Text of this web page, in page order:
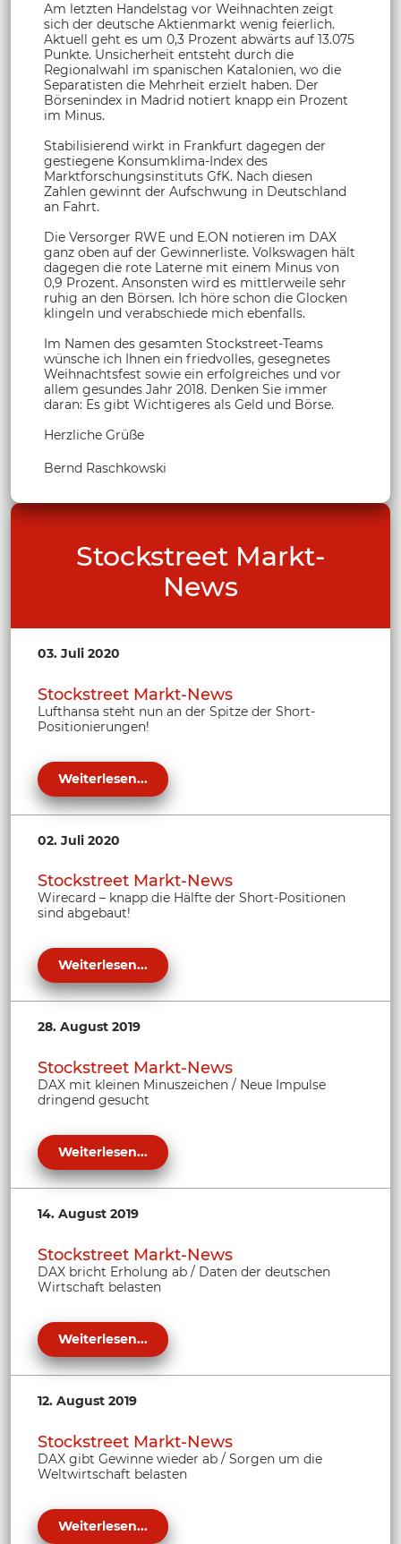
Am letzten Handelstag vor Weihnachten zeigt
sich der deutsche Aktienmarkt wenig feierlich.
Aktuell geht es um 0,3 Prozent abwärts auf 13.075
Punkte. Unsicherheit entsteht durch die
Regionalwahl im spanischen Katalonien, wo die
Separatisten die Mehrheit erzielt haben. Der
Börsenindex in Madrid notiert knapp ein Prozent
im Minus.
Stabilisierend wirkt in Frankfurt dagegen der
gestiegene Konsumklima-Index des
Marktforschungsinstituts GfK. Nach diesen
Zahlen gewinnt der Aufschwung in Deutschland
an Fahrt.
Die Versorger RWE und E.ON notieren im DAX
ganz oben auf der Gewinnerliste. Volkswagen hält
dagegen die rote Laterne mit einem Minus von
0,9 Prozent. Ansonsten wird es mittlerweile sehr
ruhig an den Börsen. Ich höre schon die Glocken
klingeln und verabschiede mich ebenfalls.
Im Namen des gesamten Stockstreet-Teams
wünsche ich Ihnen ein friedvolles, gesegnetes
Weihnachtsfest sowie ein erfolgreiches und vor
allem gesundes Jahr 2018. Denken Sie immer
daran: Es gibt Wichtigeres als Geld und Börse.
Herzliche Grüße
Bernd Raschkowski
Stockstreet Markt-
News
03. Juli 2020
Stockstreet Markt-News
Lufthansa steht nun an der Spitze der Short-
Positionierungen!
Weiterlesen...
02. Juli 2020
Stockstreet Markt-News
Wirecard – knapp die Hälfte der Short-Positionen
sind abgebaut!
Weiterlesen...
28. August 2019
Stockstreet Markt-News
DAX mit kleinen Minuszeichen / Neue Impulse
dringend gesucht
Weiterlesen...
14. August 2019
Stockstreet Markt-News
DAX bricht Erholung ab / Daten der deutschen
Wirtschaft belasten
Weiterlesen...
12. August 2019
Stockstreet Markt-News
DAX gibt Gewinne wieder ab / Sorgen um die
Weltwirtschaft belasten
Weiterlesen...